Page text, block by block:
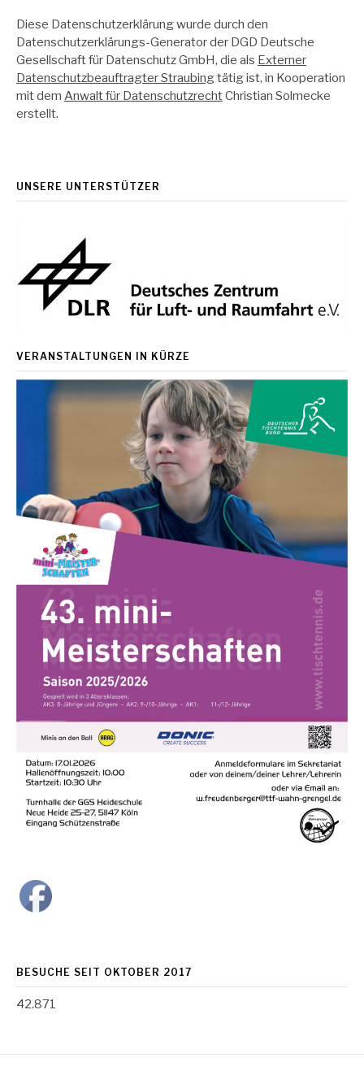
Diese Datenschutzerklärung wurde durch den
Datenschutzerklärungs-Generator der DGD Deutsche
Gesellschaft für Datenschutz GmbH, die als Externer
Datenschutzbeauftragter Straubingtätig ist, in Kooperation
mit dem Anwalt für DatenschutzrechtChristian Solmecke
erstellt.
UNSERE UNTERSTÜTZER
VERANSTALTUNGEN IN KÜRZE
BESUCHE SEIT OKTOBER 2017
42.871